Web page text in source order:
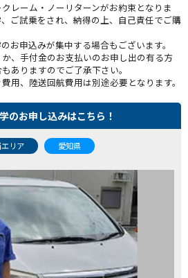
レーム・ノーリターンがお約束となりま
ご試乗をされ、納得の上、自己責任でご購
お申込みが集中する場合もございます。
、手付金のお支払いのお申し出の有る方
ありますのでご了承下さい。
用、陸送回航費用は別途必要となります。
のお申し込みはこちら！
リア 愛知県